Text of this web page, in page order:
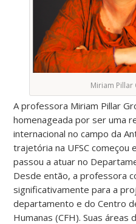
Miriam Pillar
A professora Miriam Pillar
homenageada por ser uma
internacional no campo da
trajetória na UFSC começou
passou a atuar no
Desde então, a professora
significativamente para a
departamento e do Centro
Humanas (CFH). Suas áreas